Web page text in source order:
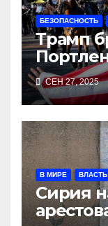
БЕЗОПАСНОСТЬ
Трамп
СЕН 27, 2025
В МИРЕ ВЛАСТЬ
Сирия